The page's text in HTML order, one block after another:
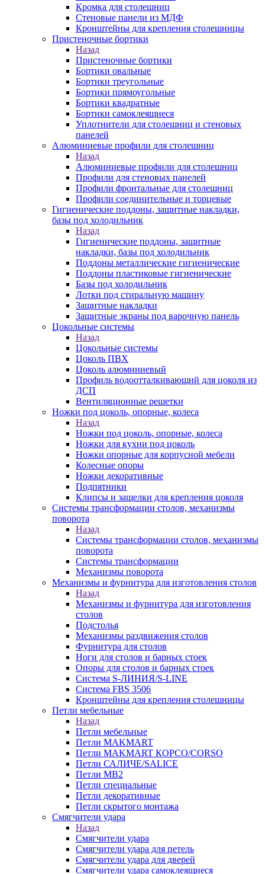
Кромка для столешниц
Стеновые панели из МДФ
Кронштейны для крепления столешницы
Пристеночные бортики
Назад
Пристеночные бортики
Бортики овальные
Бортики треугольные
Бортики прямоугольные
Бортики квадратные
Бортики самоклеящиеся
Уплотнители для столешниц и стеновых
панелей
Алюминиевые профили для столешниц
Назад
Алюминиевые профили для столешниц
Профили для стеновых панелей
Профили фронтальные для столешниц
Профили соединительные и торцевые
Гигиенические поддоны, защитные накладки,
базы под холодильник
Назад
Гигиенические поддоны, защитные
накладки, базы под холодильник
Поддоны металлические гигиенические
Поддоны пластиковые гигиенические
Базы под холодильник
Лотки под стиральную машину
Защитные накладки
Защитные экраны под варочную панель
Цокольные системы
Назад
Цокольные системы
Цоколь ПВХ
Цоколь алюминиевый
Профиль водоотталкивающий для цоколя из
ДСП
Вентиляционные решетки
Ножки под цоколь, опорные, колеса
Назад
Ножки под цоколь, опорные, колеса
Ножки для кухни под цоколь
Ножки опорные для корпусной мебели
Колесные опоры
Ножки декоративные
Подпятники
Клипсы и защелки для крепления цоколя
Системы трансформации столов, механизмы
поворота
Назад
Системы трансформации столов, механизмы
поворота
Системы трансформации
Механизмы поворота
Механизмы и фурнитура для изготовления столов
Назад
Механизмы и фурнитура для изготовления
столов
Подстолья
Механизмы раздвижения столов
Фурнитура для столов
Ноги для столов и барных стоек
Опоры для столов и барных стоек
Система S-ЛИНИЯ/S-LINE
Система FBS 3506
Кронштейны для крепления столешницы
Петли мебельные
Назад
Петли мебельные
Петли MAKMART
Петли MAKMART КОРСО/CORSO
Петли САЛИЧЕ/SALICE
Петли MB2
Петли специальные
Петли декоративные
Петли скрытого монтажа
Смягчители удара
Назад
Смягчители удара
Смягчители удара для петель
Смягчители удара для дверей
Cмягчители удара самоклеящиеся